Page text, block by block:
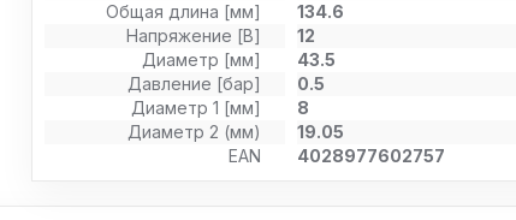
Общая длина [мм]
134.6
Напряжение [В]
12
Диаметр [мм]
43.5
Давление [бар]
0.5
Диаметр 1 [мм]
8
Диаметр 2 (мм)
19.05
EAN
4028977602757